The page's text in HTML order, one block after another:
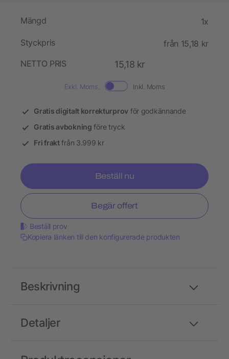
Mängd 1x
Styckpris
från 15,18 kr
NETTO PRIS
15,18 kr
Exkl. Moms. Inkl. Moms
Gratis digitalt korrekturprov för godkännande
Gratis avbokning före tryck
Fri fraktfrån 3.999 kr
Beställ nu
Begär offert
Beställ prov
Kopiera länken till den konfigurerade produkten
Detaljer
Beskrivning